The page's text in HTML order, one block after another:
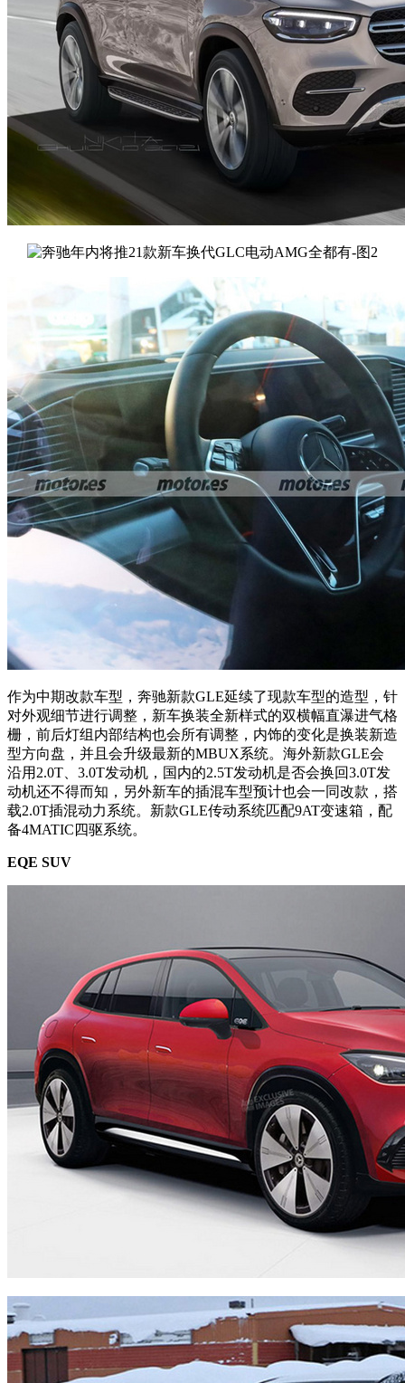
作为中期改款车型，奔驰新款GLE延续了现款车型的造型，针
对外观细节进行调整，新车换装全新样式的双横幅直瀑进气格
栅，前后灯组内部结构也会所有调整，内饰的变化是换装新造
型方向盘，并且会升级最新的MBUX系统。海外新款GLE会
沿用2.0T、3.0T发动机，国内的2.5T发动机是否会换回3.0T发
动机还不得而知，另外新车的插混车型预计也会一同改款，搭
载2.0T插混动力系统。新款GLE传动系统匹配9AT变速箱，配
备4MATIC四驱系统。
EQE SUV